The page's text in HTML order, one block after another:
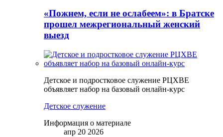
«Пожнем, если не ослабеем»: в Братске
прошел межрегиональный женский
выезд
Детское и подростковое служение РЦХВЕ
объявляет набор на базовый онлайн-курс
Детское служение
Информация о материале
апр 20 2026